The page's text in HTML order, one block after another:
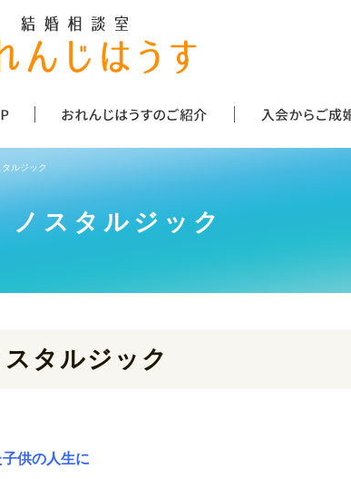
ルジック
ノスタルジック
スタルジック
供の人生に